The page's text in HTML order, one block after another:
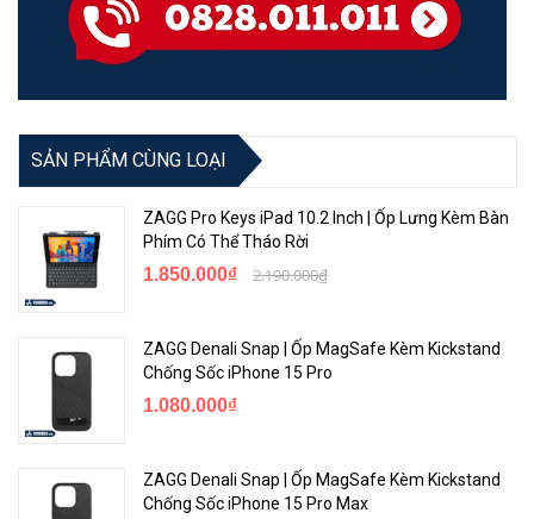
SẢN PHẨM CÙNG LOẠI
ZAGG Pro Keys iPad 10.2 Inch | Ốp Lưng Kèm Bàn
Phím Có Thể Tháo Rời
1.850.000₫ 2.190.000₫
ZAGG Denali Snap | Ốp MagSafe Kèm Kickstand
Chống Sốc iPhone 15 Pro
1.080.000₫
ZAGG Denali Snap | Ốp MagSafe Kèm Kickstand
Chống Sốc iPhone 15 Pro Max